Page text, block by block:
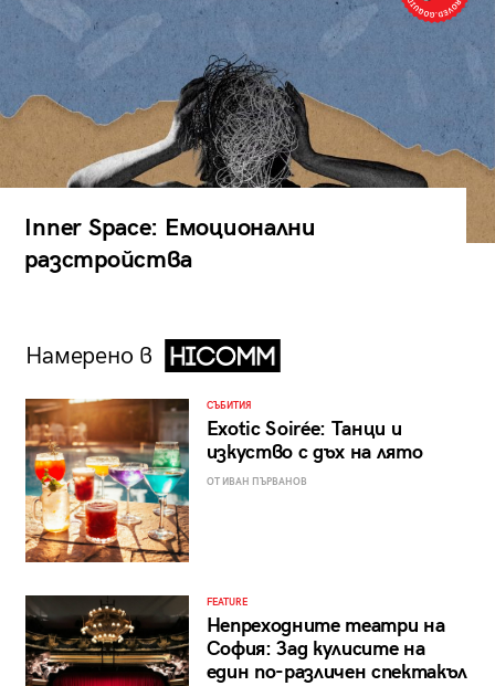
Inner Space: Емоционални
разстройства
Намерено в
СЪБИТИЯ
Exotic Soirée: Танци и
изкуство с дъх на лято
ОТ ИВАН ПЪРВАНОВ
FEATURE
Непреходните театри на
София: Зад кулисите на
един по-различен спектакъл